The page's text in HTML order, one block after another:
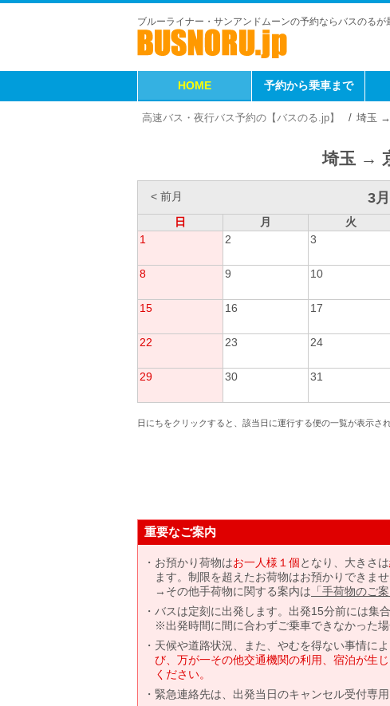
ブルーライナー・サンアンドムーンの予約ならバスのるが
HOME 予約から乗車まで
高速バス・夜行バス予約の【バスのる.jp】 埼玉 →
埼玉 →
< 前月 3
日
月 火
1
2 3
8 9 10
15 16 17
22 23 24
29 30 31
日にちをクリックすると、該当日に運行する便の一覧が表示され
重要なご案内
お預かり荷物はお一人様１個となり、大きさは
ます。制限を超えたお荷物はお預かりできませ
→その他手荷物に関する案内は 「手荷物のご
バスは定刻に出発します。出発15分前には集
※出発時間に間に合わずご乗車できなかった場
天候や道路状況、また、やむを得ない事情に
び、万が一その他交通機関の利用、宿泊が生
ください。
緊急連絡先は、出発当日のキャンセル受付専